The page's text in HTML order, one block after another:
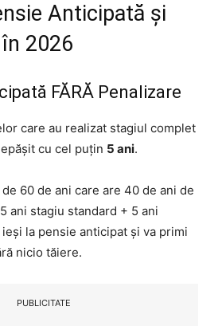
Anticipată și
2026
FĂRĂ Penalizare
care au realizat stagiul complet
cu cel puțin 5 ani.
60 de ani care are 40 de ani de
ani stagiu standard + 5 ani
la pensie anticipat și va primi
nicio tăiere.
PUBLICITATE